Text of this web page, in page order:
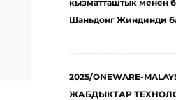
кызматташтык менен
Шаньдонг Жиндинди
2025/ONEWARE-
ЖАБДЫКТАР